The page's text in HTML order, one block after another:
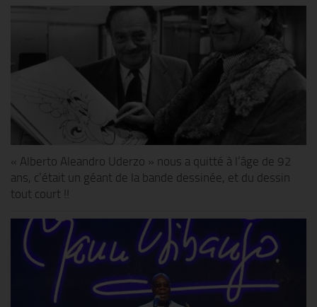
« Alberto Aleandro Uderzo » nous a quitté à l’âge de 92
ans, c’était un géant de la bande dessinée, et du dessin
tout court !!